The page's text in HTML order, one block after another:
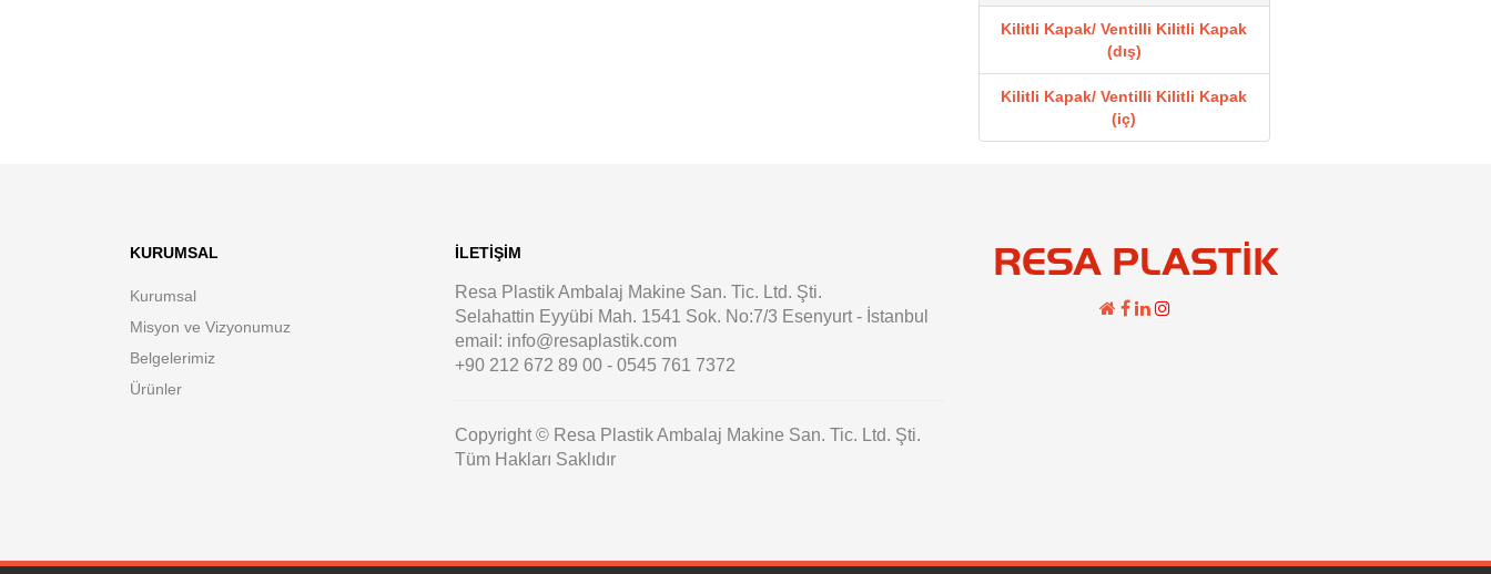
Kilitli Kapak/ Ventilli Kilitli Kapak
(dış)
Kilitli Kapak/ Ventilli Kilitli Kapak
(iç)
KURUMSAL
Kurumsal
Misyon ve Vizyonumuz
Belgelerimiz
Ürünler
İLETIŞIM
Resa Plastik Ambalaj Makine San. Tic. Ltd. Şti.
Selahattin Eyyübi Mah. 1541 Sok. No:7/3 Esenyurt - İstanbul
email: info@resaplastik.com
+90 212 672 89 00 - 0545 761 7372
Copyright © Resa Plastik Ambalaj Makine San. Tic. Ltd. Şti.
Tüm Hakları Saklıdır